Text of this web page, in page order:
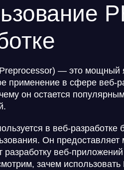
— это мощный
применение в сфере веб-
он остается
в веб-разработке
Он
разработку веб-
зачем